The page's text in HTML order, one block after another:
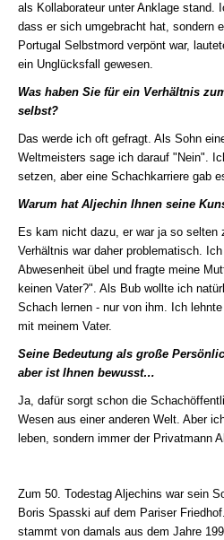
als Kollaborateur unter Anklage stand.
dass er sich umgebracht hat, sondern
Portugal Selbstmord verpönt war,
ein Unglücksfall gewesen.
Was haben Sie für ein Verhältnis
selbst?
Das werde ich oft gefragt. Als Sohn
Weltmeisters sage ich darauf "Nein".
setzen, aber eine Schachkarriere gab
Warum hat Aljechin Ihnen seine
Es kam nicht dazu, er war ja so selten
Verhältnis war daher problematisch.
Abwesenheit übel und fragte meine
keinen Vater?". Als Bub wollte ich
Schach lernen - nur von ihm. Ich
mit meinem Vater.
Seine Bedeutung als große
aber ist Ihnen bewusst…
Ja, dafür sorgt schon die
Wesen aus einer anderen Welt. Aber
leben, sondern immer der Privatmann
Zum 50. Todestag Aljechins war sein
Boris Spasski auf dem Pariser
stammt von damals aus dem Jahre